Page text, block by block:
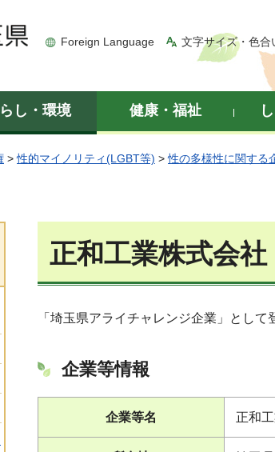
Foreign Language 文字サイズ・色合
し・環境 健康・福祉
>性的マイノリティ(LGBT等) >性の多様性に関する
正和工業株式会社
「埼玉県アライチャレンジ企業」として
企業等情報
企業等名 正和